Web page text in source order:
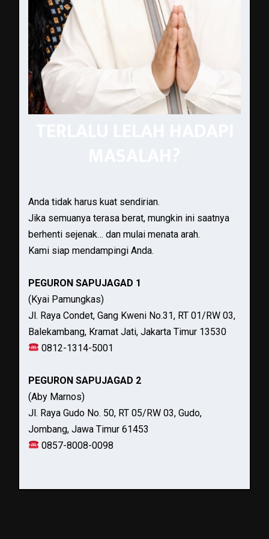
Anda tidak harus kuat sendirian.
Jika semuanya terasa berat, mungkin ini saatnya
berhenti sejenak… dan mulai menata arah.
Kami siap mendampingi Anda.
PEGURON SAPUJAGAD 1
(Kyai Pamungkas)
Jl. Raya Condet, Gang Kweni No.31, RT 01/RW 03,
Balekambang, Kramat Jati, Jakarta Timur 13530
0812-1314-5001
PEGURON SAPUJAGAD 2
(Aby Marnos)
Jl. Raya Gudo No. 50, RT 05/RW 03, Gudo,
Jombang, Jawa Timur 61453
0857-8008-0098